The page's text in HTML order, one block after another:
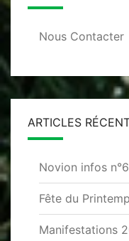
Nous Contacter
ARTICLES
Novion infos
Fête du
Manifestations